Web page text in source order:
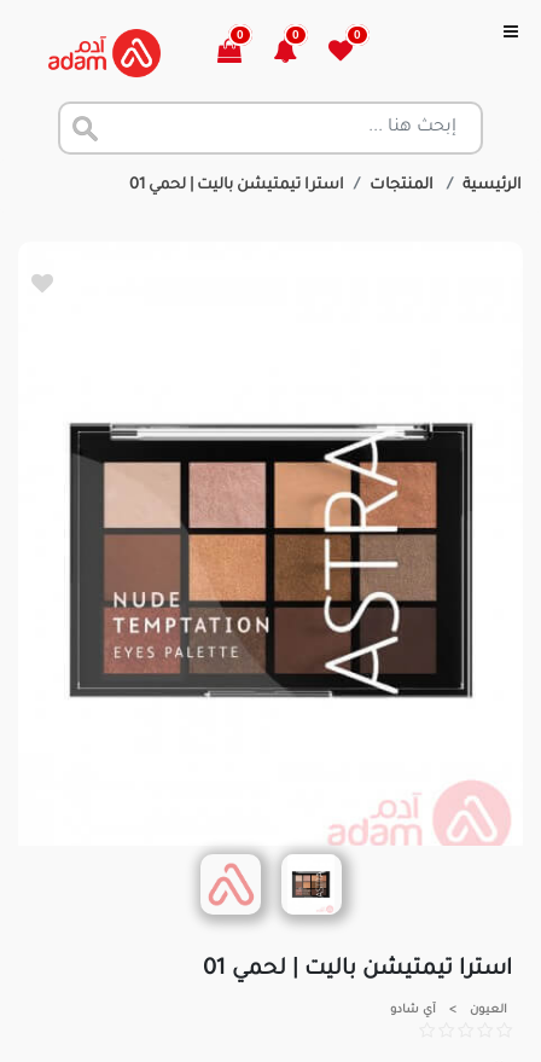
0
0
0
الرئيسية المنتجات استرا تيمتيشن باليت | لحمي 01
استرا تيمتيشن باليت | لحمي 01
العيون > آي شادو